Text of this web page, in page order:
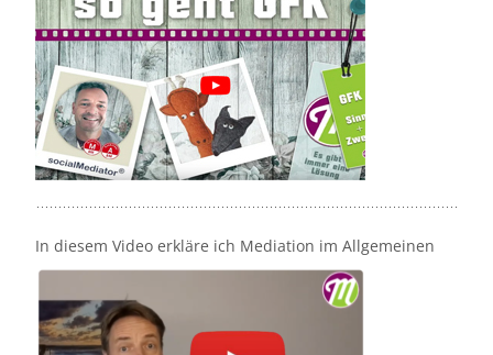
In diesem Video erkläre ich Mediation im Allgemeinen